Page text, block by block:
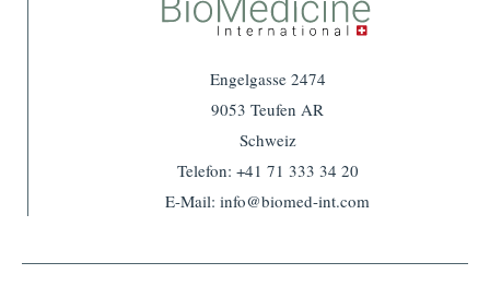
Engelgasse 2474
9053 Teufen AR
Schweiz
Telefon: +41 71 333 34 20
E-Mail: info@biomed-int.com